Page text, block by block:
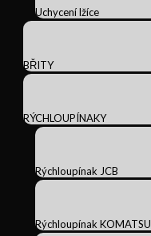
Uchycení lžíce
BŘITY
RÝCHLOUPÍNAKY
Rýchloupínak JCB
Rýchloupínak KOMATSU